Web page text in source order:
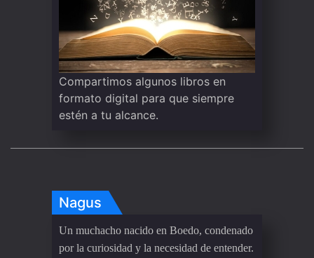
Compartimos algunos libros en
formato digital para que siempre
estén a tu alcance.
Nagus
Un muchacho nacido en Boedo, condenado
por la curiosidad y la necesidad de entender.